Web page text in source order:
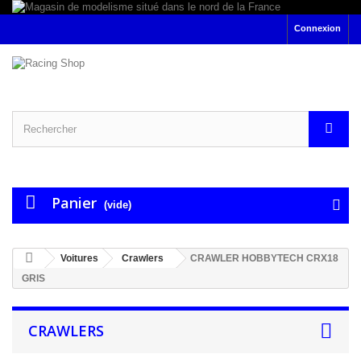
Connexion
Panier (vide)
Voitures Crawlers
CRAWLER HOBBYTECH CRX18
GRIS
CRAWLERS